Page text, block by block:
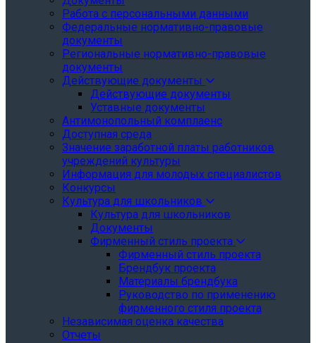
Работа с персональными данными
Федеральные нормативно-правовые
документы
Региональные нормативно-правовые
документы
Действующие документы
Действующие документы
Уставные документы
Антимонопольный комплаенс
Доступная среда
Значение заработной платы работников
учреждений культуры
Информация для молодых специалистов
Конкурсы
Культура для школьников
Культура для школьников
Документы
Фирменный стиль проекта
Фирменный стиль проекта
Брендбук проекта
Материалы брендбука
Руководство по применению
фирменного стиля проекта
Независимая оценка качества
Отчеты